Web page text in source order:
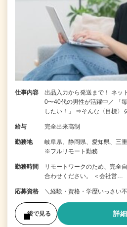
仕事内容
出品入力から発送まで！ ネ
0〜40代の男性が活躍中／ 「
したい！」 ⇒そんな〈目標〉
給与 完全出来高制
勤務地
岐阜県、静岡県、愛知県、三
※フルリモート勤務
勤務時間
リモートワークのため、完全
合わせください。 ＜会社営…
応募資格 ＼経験・資格・学歴いっさい
後で見る 詳